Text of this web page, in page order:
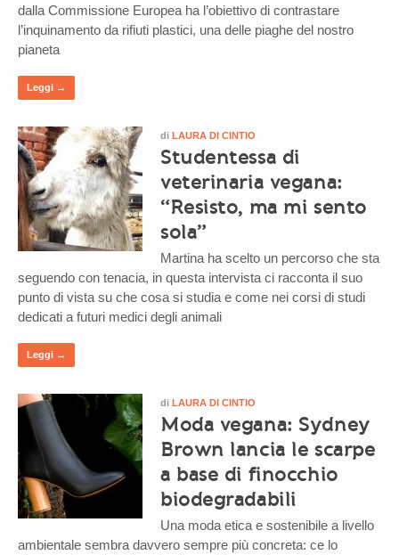
dalla Commissione Europea ha l’obiettivo di contrastare
l’inquinamento da rifiuti plastici, una delle piaghe del nostro
pianeta
Leggi →
di LAURA DI CINTIO
Studentessa di
veterinaria vegana:
“Resisto, ma mi sento
sola”
Martina ha scelto un percorso che sta
seguendo con tenacia, in questa intervista ci racconta il suo
punto di vista su che cosa si studia e come nei corsi di studi
dedicati a futuri medici degli animali
Leggi →
di LAURA DI CINTIO
Moda vegana: Sydney
Brown lancia le scarpe
a base di finocchio
biodegradabili
Una moda etica e sostenibile a livello
ambientale sembra davvero sempre più concreta: ce lo